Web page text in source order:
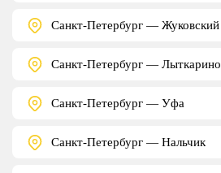
Санкт-Петербург — Жуковский
Санкт-Петербург — Лыткарино
Санкт-Петербург — Уфа
Санкт-Петербург — Нальчик